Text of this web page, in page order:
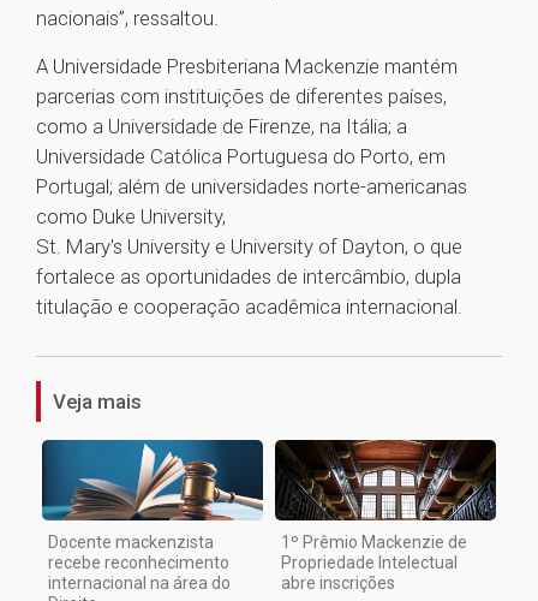
nacionais”, ressaltou.
A Universidade Presbiteriana Mackenzie mantém
parcerias com instituições de diferentes países,
como a Universidade de Firenze, na Itália; a
Universidade Católica Portuguesa do Porto, em
Portugal; além de universidades norte-americanas
como Duke University,
St. Mary's University e University of Dayton, o que
fortalece as oportunidades de intercâmbio, dupla
titulação e cooperação acadêmica internacional.
1
Veja mais
Docente mackenzista
recebe reconhecimento
internacional na área do
1º Prêmio Mackenzie de
Propriedade Intelectual
abre inscrições